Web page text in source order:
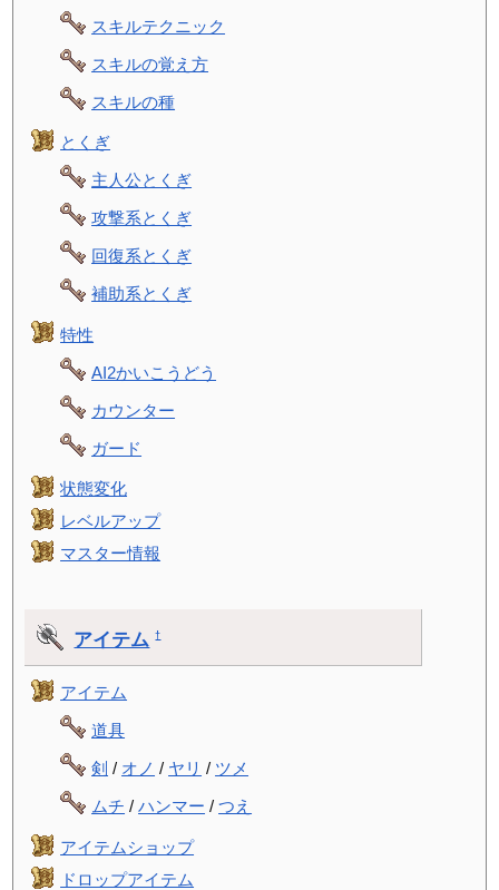
スキルテクニック
スキルの覚え方
スキルの種
とくぎ
主人公とくぎ
攻撃系とくぎ
回復系とくぎ
補助系とくぎ
特性
AI2かいこうどう
カウンター
ガード
状態変化
レベルアップ
マスター情報
アイテム †
アイテム
道具
剣 / オノ / ヤリ / ツメ
ムチ /ハンマー /つえ
アイテムショップ
ドロップアイテム